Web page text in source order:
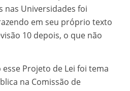
nas Universidades foi
em seu próprio texto
10 depois, o que não
Projeto de Lei foi tema
na Comissão de